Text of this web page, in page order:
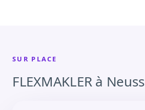
SUR PLACE
FLEXMAKLER à Neuss